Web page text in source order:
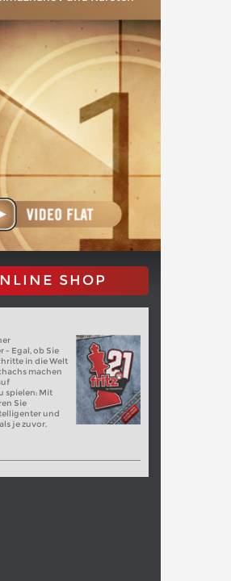
SHOP
- Egal, ob Sie
in die Welt
machen
spielen: Mit
Sie
und
je zuvor.